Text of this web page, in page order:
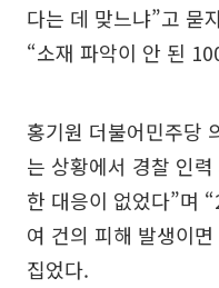
다는 데 맞느냐”고 묻
“소재 파악이 안 된
홍기원 더불어민주당
는 상황에서 경찰 인
한 대응이 없었다”며
여 건의 피해 발생이
집었다.